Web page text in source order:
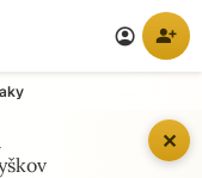
account_circle person_add
✕